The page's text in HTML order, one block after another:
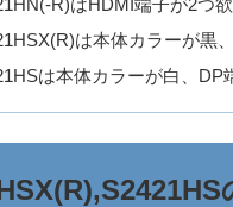
は本体カラーが黒
は本体カラーが白、DP